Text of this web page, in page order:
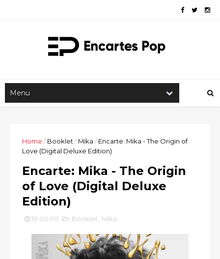
Home / Booklet / Mika / Encarte: Mika - The Origin of
Love (Digital Deluxe Edition)
Encarte: Mika - The Origin
of Love (Digital Deluxe
Edition)
10:00:00 Booklet Mika